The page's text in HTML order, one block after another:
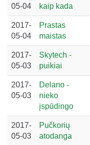
05-04
kaip kada
2017-
05-04
Prastas
maistas
2017-
05-03
Skytech -
puikiai
2017-
05-03
Delano -
nieko
įspūdingo
2017-
05-03
Pučkorių
atodanga